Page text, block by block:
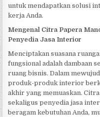
untuk mendapatkan solusi
kerja Anda.
Mengenal Citra Papera
Penyedia Jasa Interior
Menciptakan suasana
fungsional adalah dambaan
ruang bisnis. Dalam
produk-produk interior
akhir yang memuaskan.
sekaligus penyedia jasa
beragam kebutuhan Anda,